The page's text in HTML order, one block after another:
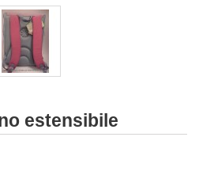
estensibile